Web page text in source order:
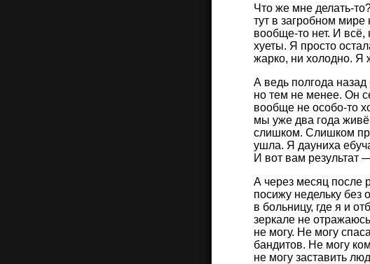
Что же мне делать-
тут в загробном
вообще-то нет. И всё,
хуеты. Я просто
жарко, ни холодно. Я
А ведь полгода
но тем не менее. Он
вообще не особо-то
мы уже два года
слишком. Слишком
ушла. Я дауниха
И вот вам результат
А через месяц после
посижу недельку без
в больницу, где я и
зеркале не
не могу. Не могу
бандитов. Не могу
не могу заставить